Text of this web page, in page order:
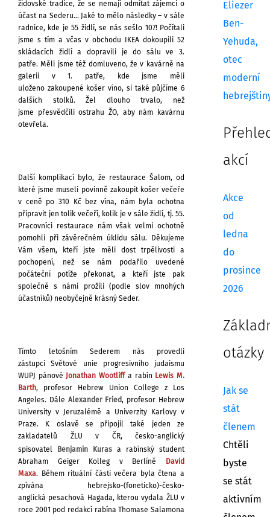
židovské tradice, že se nemají odmítat zájemci o
účast na Sederu… Jaké to mělo následky – v sále
radnice, kde je 55 židlí,se nás sešlo 107! Počítali
jsme s tím a včas v obchodu IKEA dokoupili 52
skládacích židlía dopravili jedo sálu ve 3.
patře.Měli jsme též domluveno, že v kavárně na
galerii v 1. patře,
kde jsme měli
uloženo zakoupené košer víno, si také půjčíme 6
dalších stolků.Žel dlouho trvalo, než
jsme
přesvědčili ostrahu ŽO, aby nám kavárnu
otevřela.
Další komplikací bylo, že restaurace Šalom, od
které jsme museli povinně zakoupit košer večeře
v ceně po 310 Kč bez vína,
nám byla ochotna
připravit jen tolik večeří, kolik je v sále židlí, tj. 55.
Pracovníci restaurace
nám však velmi ochotně
pomohli
při závěrečném úklidu sálu. Děkujeme
Vám všem,
kteří jste měli dost trpělivosti a
pochopení, než se nám podařilo uvedené
počáteční potíže
překonat, a kteří jste pak
společně s námi prožili (podle slov mnohých
účastníků) neobyčejně krásný Seder.
Tímto letošním Sederem nás provedli
zástupci Světové unie progresivního judaismu
WUPJ pánové Jonathan Wootliff a rabín Lewis M.
Barth, profesor Hebrew Union College z Los
Angeles. Dále Alexander Fried, profesor Hebrew
University v Jeruzalémě a Univerzity Karlovy v
Praze. K oslavě se připojil také jeden ze
zakladatelů ŽLU v ČR, česko-anglický
spisovatel
Benjamin Kuras
a rabínský student
Abraham Geiger Kolleg v Berlíně
David
Maxa.
Během rituální části večera byla čtena a
zpívána
hebrejsko-(foneticko)-česko-
anglická pesachová Hagada, kterou vydala ŽLU v
roce 2001 pod redakcí rabína Thomase Salamona
Eliezer
Ben-
Yehuda,
otec
moderní
akcí
Akce
od
ledna
do
prosince
2026
otázky
Jak se
stát
členem
Chtěli
byste
se stát
aktivním